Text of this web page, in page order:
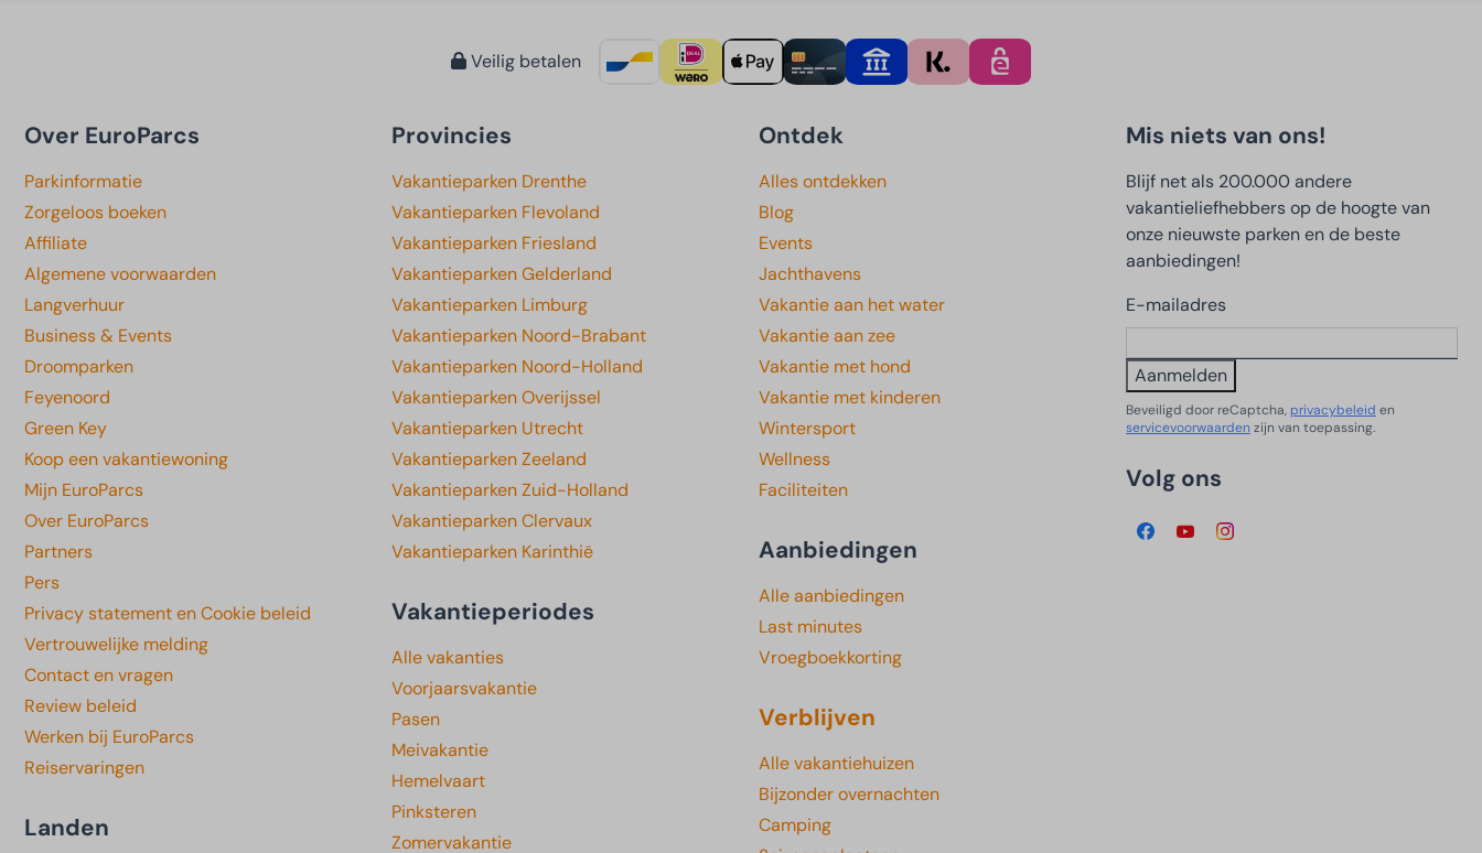
Veilig betalen
Over EuroParcs
Parkinformatie
Zorgeloos boeken
Affiliate
Algemene voorwaarden
Langverhuur
Business & Events
Droomparken
Feyenoord
Green Key
Koop een vakantiewoning
Mijn EuroParcs
Over EuroParcs
Partners
Pers
Privacy statement en Cookie beleid
Vertrouwelijke melding
Contact en vragen
Review beleid
Werken bij EuroParcs
Reiservaringen
Landen
Provincies
Vakantieparken Drenthe
Vakantieparken Flevoland
Vakantieparken Friesland
Vakantieparken Gelderland
Vakantieparken Limburg
Vakantieparken Noord-Brabant
Vakantieparken Noord-Holland
Vakantieparken Overijssel
Vakantieparken Utrecht
Vakantieparken Zeeland
Vakantieparken Zuid-Holland
Vakantieparken Clervaux
Vakantieparken Karinthië
Vakantieperiodes
Alle vakanties
Voorjaarsvakantie
Pasen
Meivakantie
Hemelvaart
Pinksteren
Zomervakantie
Ontdek
Alles ontdekken
Blog
Events
Jachthavens
Vakantie aan het water
Vakantie aan zee
Vakantie met hond
Vakantie met kinderen
Wintersport
Wellness
Faciliteiten
Aanbiedingen
Alle aanbiedingen
Last minutes
Vroegboekkorting
Verblijven
Alle vakantiehuizen
Bijzonder overnachten
Camping
Mis niets van ons!
Blijf net als 200.000 andere
vakantieliefhebbers op de hoogte van
onze nieuwste parken en de beste
aanbiedingen!
E-mailadres
Aanmelden
Beveiligd door reCaptcha, privacybeleid en
servicevoorwaarden zijn van toepassing.
Volg ons